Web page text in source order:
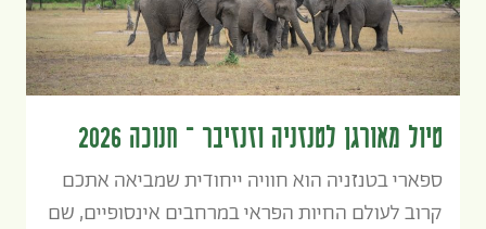
טיול מאורגן לטנזניה וזנזיבר – חנוכה 2026
ספארי בטנזניה הוא חוויה ייחודית שמביאה אתכם
קרוב לעולם החיות הפראי במרחבים אינסופיים, שם